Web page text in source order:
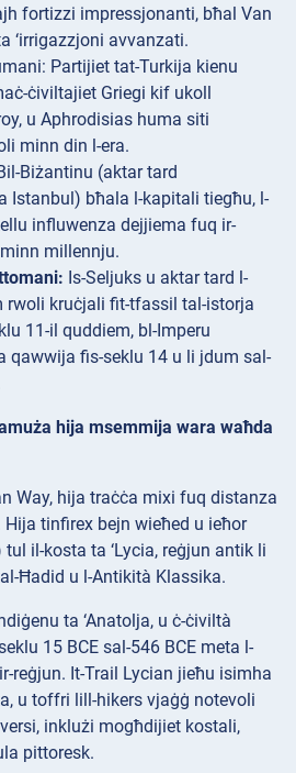
fortizzi impressjonanti, bħal Van
‘irrigazzjoni avvanzati.
Partijiet tat-Turkija kienu
ċiviltajiet Griegi kif ukoll
u Aphrodisias huma siti
minn din l-era.
Biżantinu (aktar tard
Istanbul) bħala l-kapitali tiegħu, l-
influwenza dejjiema fuq ir-
millennju.
Is-Seljuks u aktar tard l-
rwoli kruċjali fit-tfassil tal-istorja
11-il quddiem, bl-Imperu
qawwija fis-seklu 14 u li jdum sal-
hija msemmija wara waħda
Way, hija traċċa mixi fuq distanza
tinfirex bejn wieħed u ieħor
il-kosta ta ‘Lycia, reġjun antik li
Ħadid u l-Antikità Klassika.
ta ‘Anatolja, u ċ-ċiviltà
15 BCE sal-546 BCE meta l-
reġjun. It-Trail Lycian jieħu isimha
u toffri lill-hikers vjaġġ notevoli
inklużi mogħdijiet kostali,
pittoresk.